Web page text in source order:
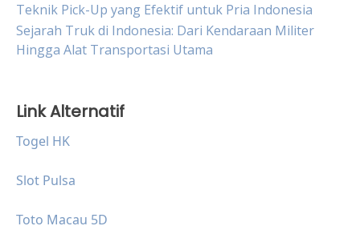
Teknik Pick-Up yang Efektif untuk Pria Indonesia
Sejarah Truk di Indonesia: Dari Kendaraan Militer
Hingga Alat Transportasi Utama
Link Alternatif
Togel HK
Slot Pulsa
Toto Macau 5D